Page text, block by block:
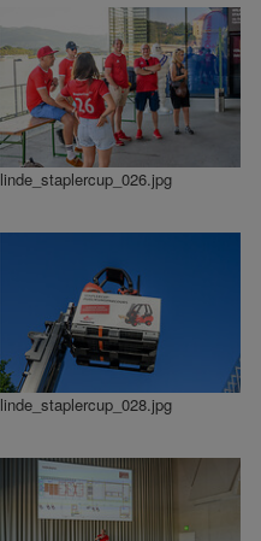
linde_staplercup_026.jpg
linde_staplercup_028.jpg